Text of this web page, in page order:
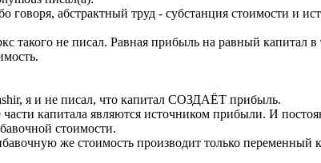
говоря, абстрактный труд - субстанция стоимости и
такого не писал. Равная прибыль на равный капитал в
я и не писал, что капитал СОЗДАЁТ прибыль.
части капитала являются источником прибыли. И
стоимости.
же стоимость производит только переменный